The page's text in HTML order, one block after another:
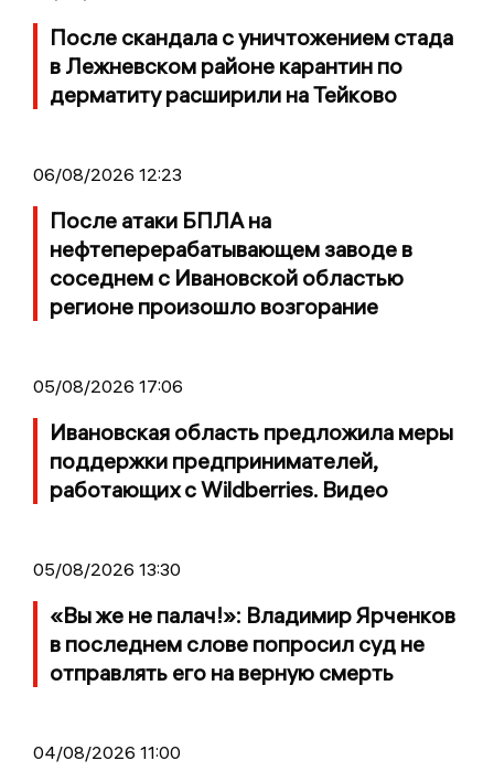
После скандала с уничтожением стада
в Лежневском районе карантин по
дерматиту расширили на Тейково
06/08/2026 12:23
После атаки БПЛА на
нефтеперерабатывающем заводе в
соседнем с Ивановской областью
регионе произошло возгорание
05/08/2026 17:06
Ивановская область предложила меры
поддержки предпринимателей,
работающих с Wildberries. Видео
05/08/2026 13:30
«Вы же не палач!»: Владимир Ярченков
в последнем слове попросил суд не
отправлять его на верную смерть
04/08/2026 11:00